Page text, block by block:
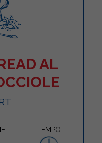
AL
TEMPO